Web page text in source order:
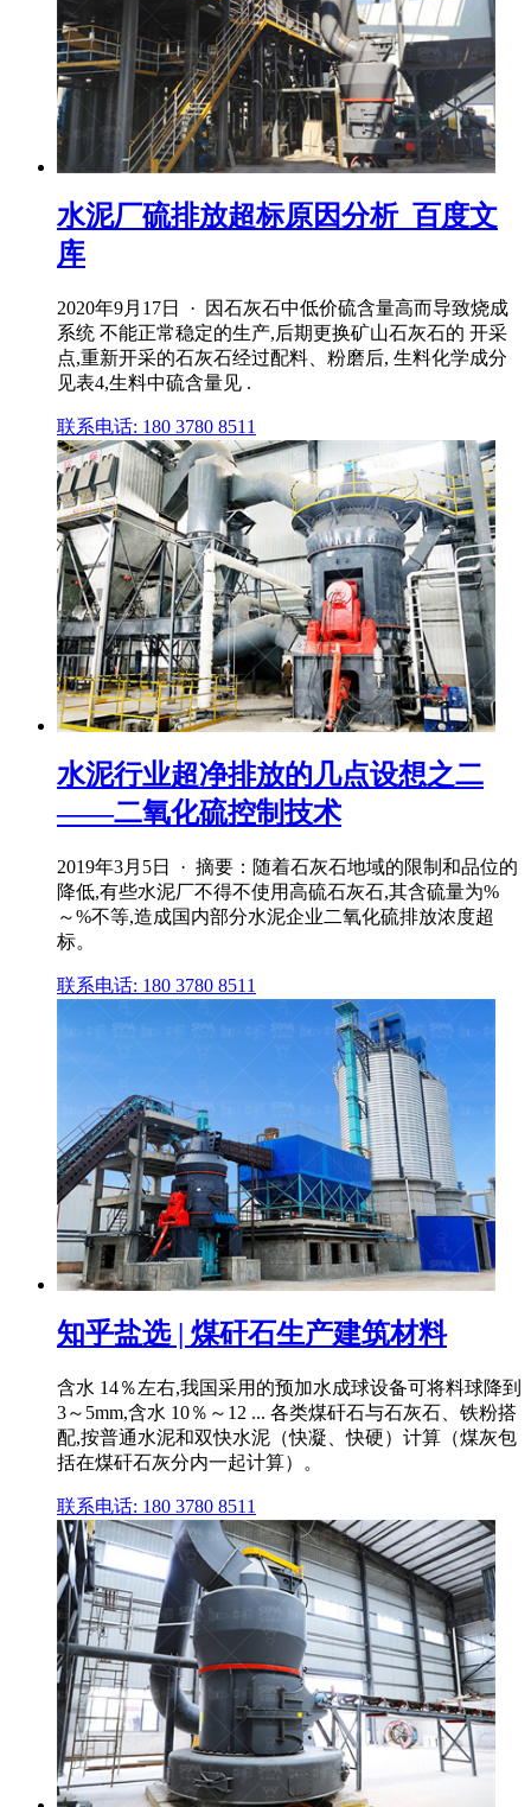
水泥厂硫排放超标原因分析_百度文
库
2020年9月17日 · 因石灰石中低价硫含量高而导致烧成
系统 不能正常稳定的生产,后期更换矿山石灰石的 开采
点,重新开采的石灰石经过配料、粉磨后, 生料化学成分
见表4,生料中硫含量见 .
联系电话: 180 3780 8511
水泥行业超净排放的几点设想之二
——二氧化硫控制技术
2019年3月5日 · 摘要：随着石灰石地域的限制和品位的
降低,有些水泥厂不得不使用高硫石灰石,其含硫量为%
～%不等,造成国内部分水泥企业二氧化硫排放浓度超
标。
联系电话: 180 3780 8511
知乎盐选 | 煤矸石生产建筑材料
含水 14％左右,我国采用的预加水成球设备可将料球降到
3～5mm,含水 10％～12 ... 各类煤矸石与石灰石、铁粉搭
配,按普通水泥和双快水泥（快凝、快硬）计算（煤灰包
括在煤矸石灰分内一起计算）。
联系电话: 180 3780 8511